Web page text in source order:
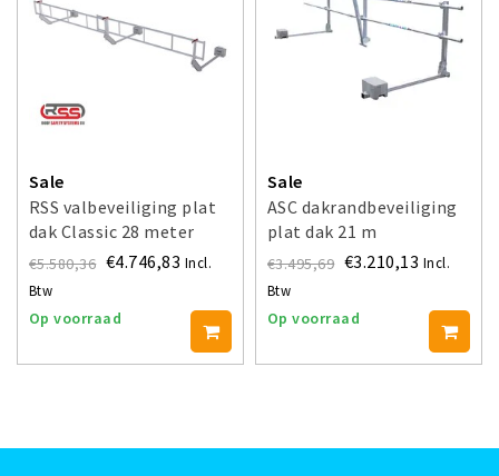
Sale
RSS valbeveiliging plat
dak Classic 28 meter
€5.580,36 €4.746,83 Incl.
Btw
Op voorraad
Sale
ASC dakrandbeveiliging
plat dak 21 m
€3.495,69 €3.210,13 Incl.
Btw
Op voorraad